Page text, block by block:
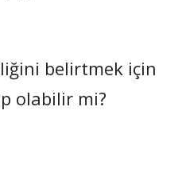
belirtmek için
olabilir mi?